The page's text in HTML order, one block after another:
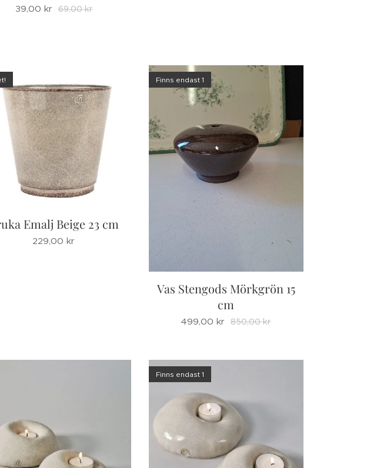
39,00 kr 69,00kr
Emalj Beige 23 cm
229,00 kr
Vas Stengods Mörkgrön 15
cm
Finns endast 1
499,00 kr 850,00kr
Finns endast 1